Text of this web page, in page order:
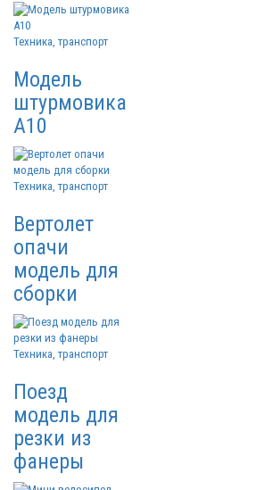
Техника, транспорт
Модель
штурмовика
A10
Техника, транспорт
Вертолет
опачи
модель для
сборки
Техника, транспорт
Поезд
модель для
резки из
фанеры